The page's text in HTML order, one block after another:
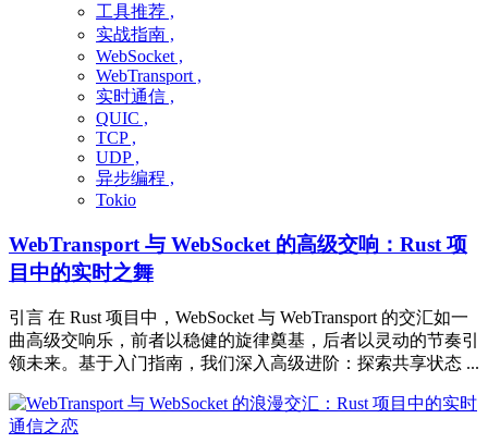
工具推荐 ,
实战指南 ,
WebSocket ,
WebTransport ,
实时通信 ,
QUIC ,
TCP ,
UDP ,
异步编程 ,
Tokio
WebTransport 与 WebSocket 的高级交响：Rust 项
目中的实时之舞
引言 在 Rust 项目中，WebSocket 与 WebTransport 的交汇如一
曲高级交响乐，前者以稳健的旋律奠基，后者以灵动的节奏引
领未来。基于入门指南，我们深入高级进阶：探索共享状态 ...